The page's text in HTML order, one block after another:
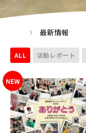
最新情報
ALL 活動レポート